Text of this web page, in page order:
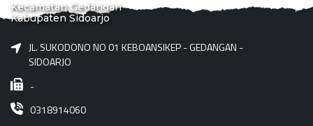
Kecamatan Gedangan
Kabupaten Sidoarjo
JL. SUKODONO NO 01 KEBOANSIKEP - GEDANGAN -
SIDOARJO
-
0318914060